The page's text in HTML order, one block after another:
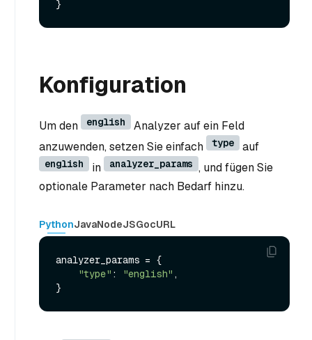
Konfiguration
Um den english
Analyzer auf ein Feld
anzuwenden, setzen Sie einfach
type auf
english in analyzer_params , und fügen Sie
optionale Parameter nach Bedarf hinzu.
PythonJavaNodeJSGocURL
analyzer_params = {
"type" : "english" ,